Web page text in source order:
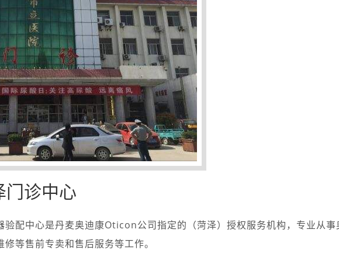
门诊中心
验配中心是丹麦奥迪康Oticon公司指定的（菏泽）授权服务机构，专业从事
等售前专卖和售后服务等工作。